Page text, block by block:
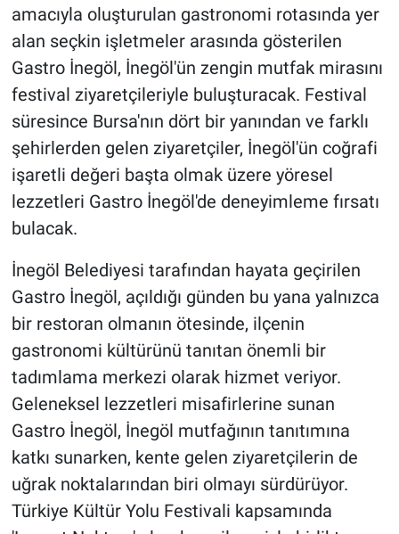
amacıyla oluşturulan gastronomi rotasında yer
alan seçkin işletmeler arasında gösterilen
Gastro İnegöl, İnegöl'ün zengin mutfak mirasını
festival ziyaretçileriyle buluşturacak. Festival
süresince Bursa'nın dört bir yanından ve farklı
şehirlerden gelen ziyaretçiler, İnegöl'ün coğrafi
işaretli değeri başta olmak üzere yöresel
lezzetleri Gastro İnegöl'de deneyimleme fırsatı
bulacak.
İnegöl Belediyesi tarafından hayata geçirilen
Gastro İnegöl, açıldığı günden bu yana yalnızca
bir restoran olmanın ötesinde, ilçenin
gastronomi kültürünü tanıtan önemli bir
tadımlama merkezi olarak hizmet veriyor.
Geleneksel lezzetleri misafirlerine sunan
Gastro İnegöl, İnegöl mutfağının tanıtımına
katkı sunarken, kente gelen ziyaretçilerin de
uğrak noktalarından biri olmayı sürdürüyor.
Türkiye Kültür Yolu Festivali kapsamında